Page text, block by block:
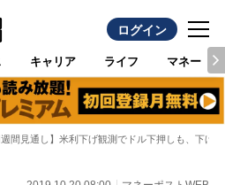
ログイン
キャリア ライフ マネー
週間見通し】米利下げ観測でドル下押しも、下げ